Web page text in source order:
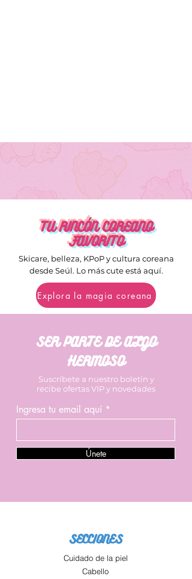
TU RINCÓN COREANO
FAVORITO
Skicare, belleza, KPoP y cultura coreana
desde Seúl. Lo más cute está aquí.
Explora la magia coreana
SER PARTE DE ALGO
HERMOSO
Suscríbete a nuestro boletín y
recibe ofertas VIP y novedades
Ingresa tu email aquí
Únete
SECCIONES
Cuidado de la piel
Cabello